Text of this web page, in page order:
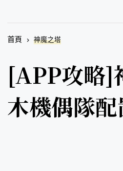
首頁 神魔之塔
[APP攻略]
木機偶隊配